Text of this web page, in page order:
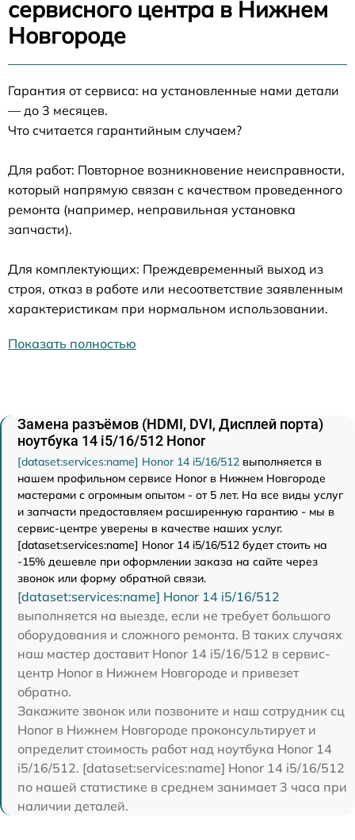
сервисного центра в Нижнем
Новгороде
Гарантия от сервиса: на установленные нами детали
— до 3 месяцев.
Что считается гарантийным случаем?
Для работ: Повторное возникновение неисправности,
который напрямую связан с качеством проведенного
ремонта (например, неправильная установка
запчасти).
Для комплектующих: Преждевременный выход из
строя, отказ в работе или несоответствие заявленным
характеристикам при нормальном использовании.
Показать полностью
Замена разъёмов (HDMI, DVI, Дисплей порта)
ноутбука 14 i5/16/512 Honor
[dataset:services:name] Honor 14 i5/16/512 выполняется в
нашем профильном сервисе Honor в Нижнем Новгороде
мастерами с огромным опытом - от 5 лет. На все виды услуг
и запчасти предоставляем расширенную гарантию - мы в
сервис-центре уверены в качестве наших услуг.
[dataset:services:name] Honor 14 i5/16/512 будет стоить на
-15% дешевле при оформлении заказа на сайте через
звонок или форму обратной связи.
[dataset:services:name] Honor 14 i5/16/512
выполняется на выезде, если не требует большого
оборудования и сложного ремонта. В таких случаях
наш мастер доставит Honor 14 i5/16/512 в сервис-
центр Honor в Нижнем Новгороде и привезет
обратно.
Закажите звонок или позвоните и наш сотрудник сц
Honor в Нижнем Новгороде проконсультирует и
определит стоимость работ над ноутбука Honor 14
i5/16/512. [dataset:services:name] Honor 14 i5/16/512
по нашей статистике в среднем занимает 3 часа при
наличии деталей.